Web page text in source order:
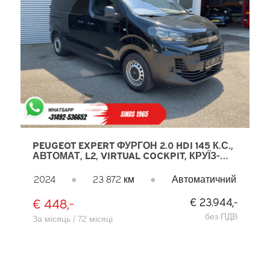
PEUGEOT EXPERT ФУРГОН 2.0 HDI 145 К.С.,
АВТОМАТ, L2, VIRTUAL COCKPIT, КРУЇЗ-
2024
● 23 872 км ● Автоматичний
€ 448,-
За місяць / 72 місяці
€ 23.944,-
без ПДВ